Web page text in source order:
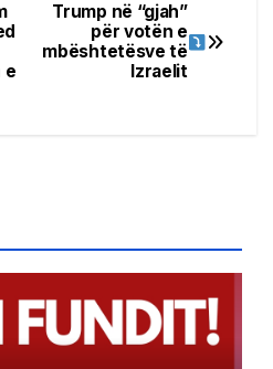
Trump në “gjah”
për votën e
mbështetësve të
Izraelit
e